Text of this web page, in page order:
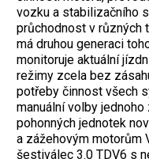
vozku a stabilizačního
průchodnost v různých
má druhou generaci
monitoruje aktuální
režimy zcela bez
potřeby činnost všech
manuální volby
pohonných jednotek
a zážehovým motorům
šestiválec 3.0 TDV6 s